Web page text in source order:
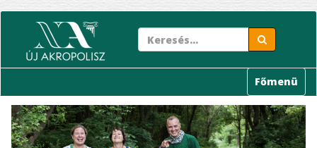
tartalomra
Főmenü